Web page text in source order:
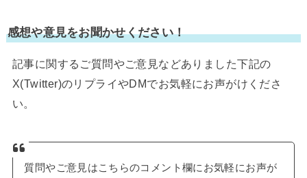
感想や意見をお聞かせください！
記事に関するご質問やご意見などありました下記の
X(Twitter)のリプライやDMでお気軽にお声がけくださ
い。
質問やご意見はこちらのコメント欄にお気軽にお声が